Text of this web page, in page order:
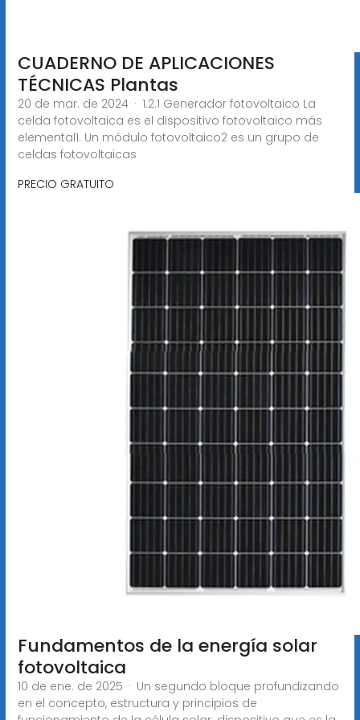
CUADERNO DE APLICACIONES
TÉCNICAS Plantas
20 de mar. de 2024 · 1.2.1 Generador fotovoltaico La
celda fotovoltaica es el dispositivo fotovoltaico más
elemental1. Un módulo fotovoltaico2 es un grupo de
celdas fotovoltaicas
PRECIO GRATUITO
Fundamentos de la energía solar
fotovoltaica
10 de ene. de 2025 · Un segundo bloque profundizando
en el concepto, estructura y principios de